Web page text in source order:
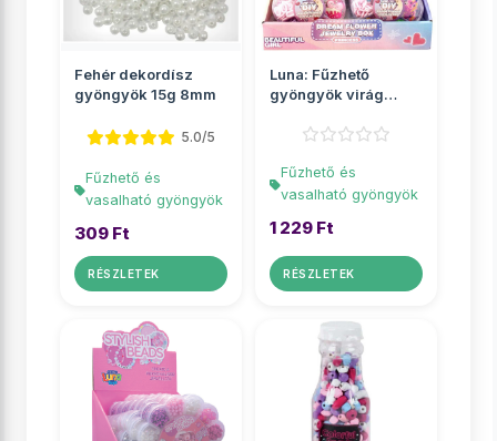
Fehér dekordísz
gyöngyök 15g 8mm
5.0/5
Fűzhető és
vasalható gyöngyök
309 Ft
RÉSZLETEK
Luna: Fűzhető
gyöngyök virág
többf�...
Fűzhető és
vasalható gyöngyök
1 229 Ft
RÉSZLETEK